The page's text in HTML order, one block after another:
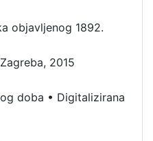
objavljenog 1892.
2015
doba • Digitalizirana